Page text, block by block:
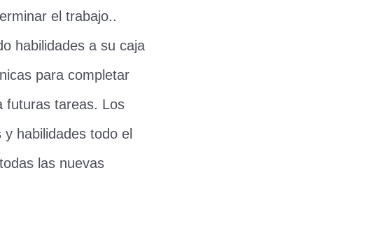
el trabajo..
habilidades a su caja
para completar
futuras tareas. Los
habilidades todo el
las nuevas